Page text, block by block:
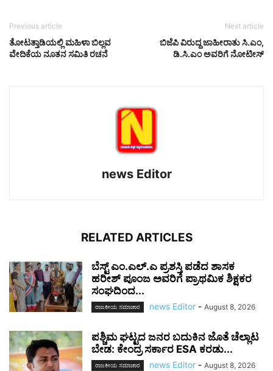
Previous article
ತೋಟತ್ತಾಡಿಯಲ್ಲಿ ಮಹಿಳಾ ಬಿಲ್ಲವ
ವೇದಿಕೆಯ ನೂತನ ಸಮಿತಿ ರಚನೆ
Next article
ಬಿಜೆಪಿ ವಿರುದ್ದ ಜಾಹೀರಾತು ಸಿ.ಎಂ,
ಡಿ.ಸಿ.ಎಂ ಅವರಿಗೆ ನೋಟೀಸ್
news Editor
RELATED ARTICLES
ಬೆಸ್ಟ್ ಎಂ.ಎಲ್.ಎ ಪ್ರಶಸ್ತಿ ಪಡೆದ ಶಾಸಕ
ಹರೀಶ್ ಪೂಂಜ ಅವರಿಗೆ ಪ್ರಾಥಮಿಕ ಶಿಕ್ಷಕರ
ಸಂಘದಿಂದ...
ರಾಜಕೀಯ ಸಮಾಚಾರ news Editor - August 8, 2026
ಪಶ್ಚಿಮ ಘಟ್ಟದ ಜನರ ಬದುಕಿನ ಜೊತೆ ಚೆಲ್ಲಾಟ
ಬೇಡ: ಕೇಂದ್ರ ಸರ್ಕಾರ ESA ಕರಡು...
ರಾಜಕೀಯ ಸಮಾಚಾರ news Editor - August 8, 2026